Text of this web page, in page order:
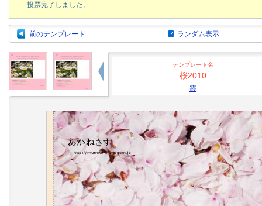
投票完了しました。
前のテンプレート ランダム表示
テンプレート名
桜2010
霞